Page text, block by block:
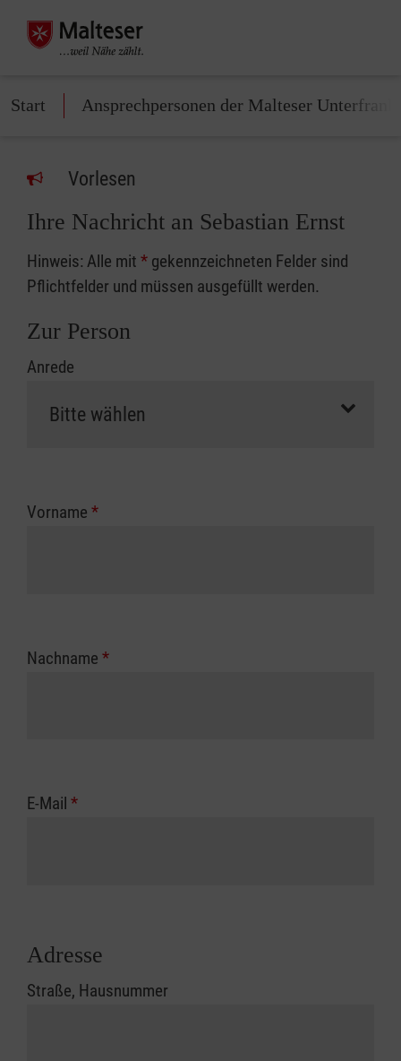
Start Ansprechpersonen der Malteser
Vorlesen
Ihre Nachricht an Sebastian Ernst
Hinweis: Alle mit * gekennzeichneten Felder sind
Pflichtfelder und müssen ausgefüllt werden.
Zur Person
Anrede
Vorname *
Nachname *
E-Mail *
Adresse
Straße, Hausnummer